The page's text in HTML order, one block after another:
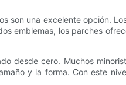
son una excelente opción.
emblemas, los parches
desde cero. Muchos
y la forma. Con este